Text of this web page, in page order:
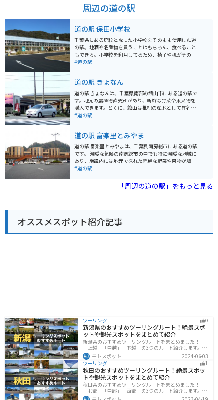
でリラックスしたり、ショッピングやアトラクションを
日でも楽しめます。駐車場は何ヶ所かありますが、どこ
もパーキングで時間によって料金が変わります。
周辺の道の駅
道の駅 保田小学校
千葉県にある廃校となった小学校をそのまま使用した道
の駅。地酒や名産物を買うことはもちろん、食べること
もできる。小学校を利用してるため、椅子や机がそのま
ま利用されたりもしてました。道の駅では珍しく宿泊施
#道の駅
道の駅 きょなん
道の駅 きょなんは、千葉県南部の館山市にある道の駅で
す。地元の農産物直売所があり、新鮮な野菜や果果物を
購入できます。とくに、館山は枇杷の産地として有名な
ので、旬の時期にはぜひ枇杷を味わってみてください。
バイクで訪れる際は、海岸線を走るのがおすすめです。
道の駅から少し足を伸ばせば、海水浴やマリンスポーツ
を楽しめるスポットもあります。
#道の駅
道の駅 富楽里とみやま
道の駅 富楽里とみやまは、千葉県南房総市にある道の駅
です。 温暖な気候の南房総市の中でも特に温暖な地域に
あり、施設内には地元で採れた新鮮な野菜や果物が販売
されている直売所や、房総の海の幸を使った料理が楽し
平洋を一望できる富山（とみさん）や、四季折々の花が
楽しめる道の駅とみうら枇杷倶楽部など、観光スポット
ぜひお立ち寄りください。 【おすすめポイント】 * 地元
の新鮮な野菜や果物が購入できる * 房総の海の幸を使っ
た料理が楽しめる * 太平洋を一望できる富山（とみさ
#道の駅
「周辺の道の駅」をもっと見る
オススメスポット紹介記事
ツーリング 0
新潟県のおすすめツーリングルート！絶景スポ
ットや観光スポットをまとめて紹介
新潟県のおすすめツーリングルートをまとめました！
「上越」「中越」「下越」の3つのルート紹介します。自
然豊かな山と海、グルメも充実しており、自然を満喫す
るツーリングができます。バイクで新潟県にツーリング
に行く際は参考にしてください。
モトスポット
2024-06-03
ツーリング
1
秋田のおすすめツーリングルート！絶景スポッ
トや観光スポットをまとめて紹介
秋田県のおすすめツーリングルートをまとめました！
「北部」「中部」「西部」の3つのルート紹介します。自
然豊かな山々や湖、温泉地が点在し、四季折々の景色を